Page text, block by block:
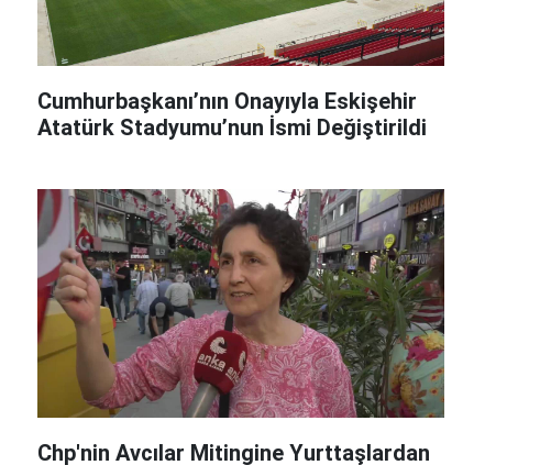
Cumhurbaşkanı’nın Onayıyla Eskişehir
Atatürk Stadyumu’nun İsmi Değiştirildi
Chp'nin Avcılar Mitingine Yurttaşlardan